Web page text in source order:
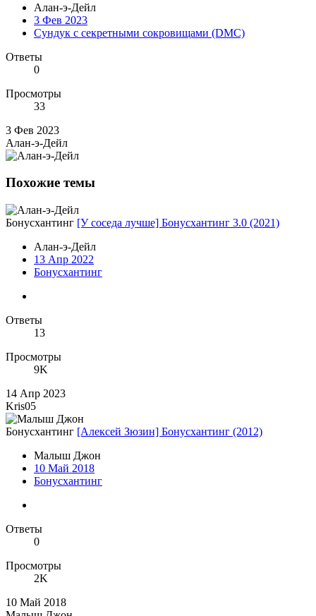
Алан-э-Дейл
3 Фев 2023
Сундук с секретными сокровищами (DMC)
Ответы
0
Просмотры
33
3 Фев 2023
Алан-э-Дейл
Похожие темы
Бонусхантинг [У соседа лучше] Бонусхантинг 3.0 (2021)
Алан-э-Дейл
13 Апр 2022
Бонусхантинг
Ответы
13
Просмотры
9K
14 Апр 2023
Kris05
Бонусхантинг [Алексей Зюзин] Бонусхантинг (2012)
Малыш Джон
10 Май 2018
Бонусхантинг
Ответы
0
Просмотры
2K
10 Май 2018